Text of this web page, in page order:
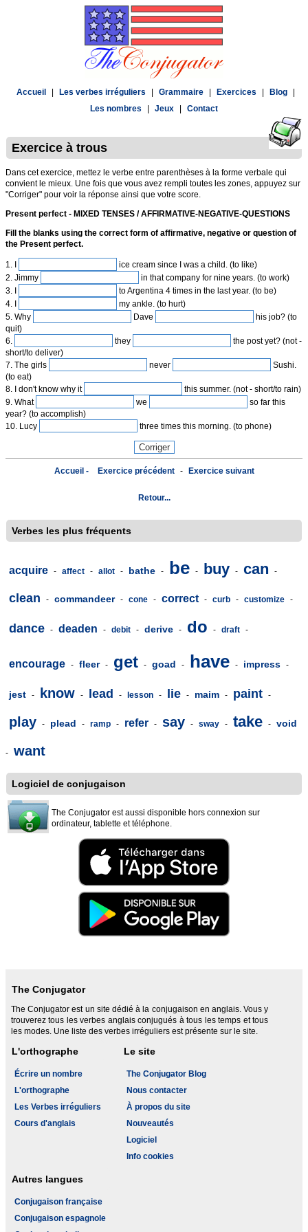
Accueil Les verbes irréguliers Grammaire Exercices Blog
Les nombres
Jeux Contact
Exercice à trous
Dans cet exercice, mettez le verbe entre parenthèses à la forme verbale qui
convient le mieux. Une fois que vous avez rempli toutes les zones, appuyez sur
"Corriger" pour voir la réponse ainsi que votre score.
Present perfect - MIXED TENSES / AFFIRMATIVE-NEGATIVE-QUESTIONS
Fill the blanks using the correct form of affirmative, negative or question of
the Present perfect.
1. I
ice cream since I was a child. (to like)
2. Jimmy
in that company for nine years. (to work)
3. I
to Argentina 4 times in the last year. (to be)
4. I
my ankle. (to hurt)
5. Why
Dave
his job? (to
quit)
6.
they
the post yet? (not -
short/to deliver)
7. The girls
never
Sushi.
(to eat)
8. I don't know why it
this summer. (not - short/to rain)
9. What
we
so far this
year? (to accomplish)
10. Lucy
three times this morning. (to phone)
Accueil - Exercice précédent - Exercice suivant
Retour...
Verbes les plus fréquents
acquire - affect - allot - bathe - be - buy - can -
clean - commandeer - cone - correct - curb - customize -
dance - deaden - debit - derive - do - draft -
encourage - fleer - get - goad - have - impress -
jest - know - lead - lesson - lie - maim - paint -
play - plead - ramp - refer - say - sway - take - void
- want
Logiciel de conjugaison
The Conjugator est aussi disponible hors connexion sur
ordinateur, tablette et téléphone.
The Conjugator
The Conjugator est un site dédié à la conjugaison en anglais. Vous y
trouverez tous les verbes anglais conjugués à tous les temps et tous
les modes. Une liste des verbes irréguliers est présente sur le site.
L'orthographe
Écrire un nombre
L'orthographe
Les Verbes irréguliers
Cours d'anglais
Le site
The Conjugator Blog
Nous contacter
À propos du site
Nouveautés
Logiciel
Info cookies
Autres langues
Conjugaison française
Conjugaison espagnole